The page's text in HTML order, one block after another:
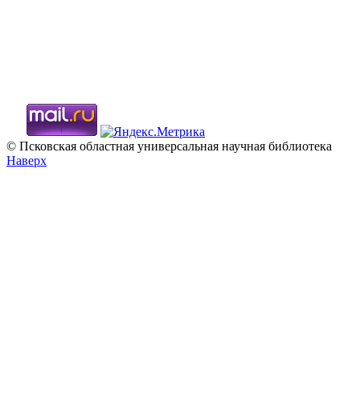
© Псковская областная универсальная научная библиотека
Наверх